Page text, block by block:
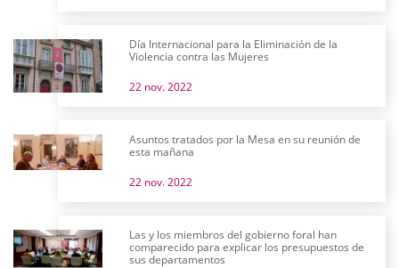
Día Internacional para la Eliminación de la
Violencia contra las Mujeres
22 nov. 2022
Asuntos tratados por la Mesa en su reunión de
esta mañana
22 nov. 2022
Las y los miembros del gobierno foral han
comparecido para explicar los presupuestos de
sus departamentos